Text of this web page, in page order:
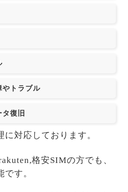
やトラブル
復旧
対応しております。
格安SIMの方でも、
す。